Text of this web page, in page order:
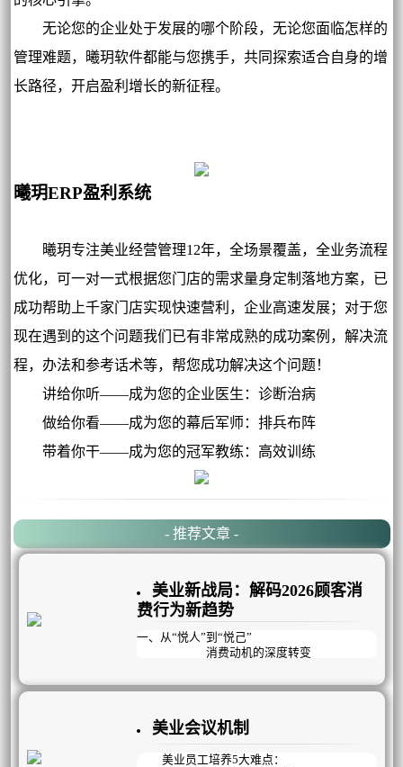
无论您的企业处于发展的哪个阶段，无论您面临怎样的
管理难题，曦玥软件都能与您携手，共同探索适合自身的增
长路径，开启盈利增长的新征程。
曦玥ERP盈利系统
曦玥专注美业经营管理12年，全场景覆盖，全业务流程
优化，可一对一式根据您门店的需求量身定制落地方案，已
成功帮助上千家门店实现快速营利，企业高速发展；对于您
现在遇到的这个问题我们已有非常成熟的成功案例，解决流
程，办法和参考话术等，帮您成功解决这个问题！
讲给你听——成为您的企业医生：诊断治病
做给你看——成为您的幕后军师：排兵布阵
带着你干——成为您的冠军教练：高效训练
- 推荐文章 -
美业新战局：解码2026顾客消
费行为新趋势
一、从“悦人”到“悦己”
消费动机的深度转变
在2026年的美业市场，消费者的核心动机
外界的审美眼光，获得他人的认可。但如今，
“变美能够让自己更快乐”成为约一半用户选择
医美的核心原因。这种消费观念的转变，使得
美业会议机制
美业员工培养5大难点：